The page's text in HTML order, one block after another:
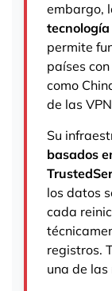
embargo,
permite
países
como
de las
Su
basados
los datos
cada
registros.
una de